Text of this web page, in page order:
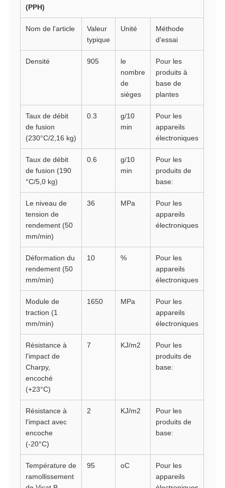
(PPH)
Nom de l'article
Valeur
typique
Unité
Méthode
d'essai
Densité 905
le
nombre
de
sièges
Pour les
produits à
base de
plantes
Taux de débit
de fusion
(230°C/2,16 kg)
0.3
g/10
min
Pour les
appareils
électroniques
Taux de débit
de fusion (190
°C/5,0 kg)
0.6
g/10
min
Pour les
produits de
base:
Le niveau de
tension de
rendement (50
mm/min)
36 MPa
Pour les
appareils
électroniques
Déformation du
rendement (50
mm/min)
10 %
Pour les
appareils
électroniques
Module de
traction (1
mm/min)
1650 MPa
Pour les
appareils
électroniques
Résistance à
l'impact de
Charpy,
encoché
(+23°C)
7 KJ/m2
Pour les
produits de
base:
Résistance à
l'impact avec
encoche
(-20°C)
2 KJ/m2
Pour les
produits de
base:
Température de
ramollissement
95 oC
Pour les
appareils